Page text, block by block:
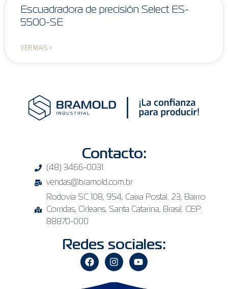
Escuadradora de precisión Select ES-
5500-SE
VER MAIS >
Contacto:
(48) 3466-0031
vendas@bramold.com.br
Rodovia SC 108, 954, Caixa Postal. 23, Bairro
Corridas, Orleans, Santa Catarina, Brasil. CEP:
88870-000
Redes sociales: